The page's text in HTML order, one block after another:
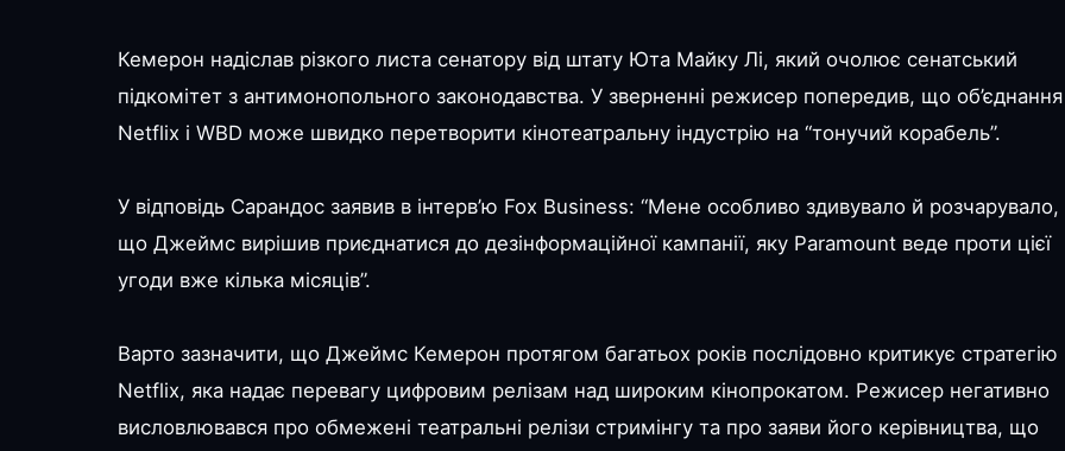
Кемерон надіслав різкого листа сенатору від штату Юта Майку Лі, який очолює сенатський
підкомітет з антимонопольного законодавства. У зверненні режисер попередив, що об’єднання
Netflix і WBD може швидко перетворити кінотеатральну індустрію на “тонучий корабель”.
У відповідь Сарандос заявив в інтерв’ю Fox Business: “Мене особливо здивувало й розчарувало,
що Джеймс вирішив приєднатися до дезінформаційної кампанії, яку Paramount веде проти цієї
угоди вже кілька місяців”.
Варто зазначити, що Джеймс Кемерон протягом багатьох років послідовно критикує стратегію
Netflix, яка надає перевагу цифровим релізам над широким кінопрокатом. Режисер негативно
висловлювався про обмежені театральні релізи стримінгу та про заяви його керівництва, що